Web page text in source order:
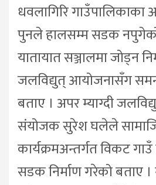
धवलागिरि गाउँपालिकाका
पुनले हालसम्म सडक
यातायात सञ्जालमा जोड्न
जलविद्युत् आयोजनासँग
बताए । अपर म्याग्दी
संयोजक सुरेश घलेले
कार्यक्रमअन्तर्गत विकट
सडक निर्माण गरेको बताए